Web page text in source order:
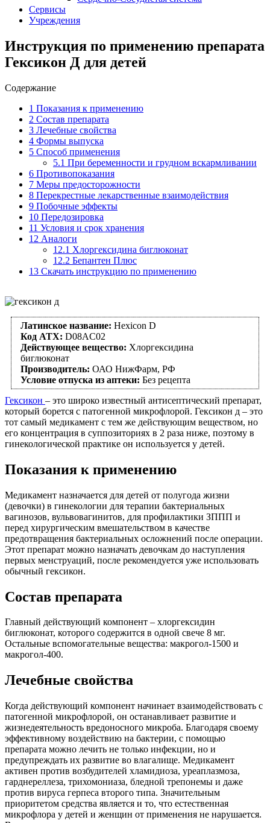
Сервисы
Учреждения
Инструкция по применению препарата
Гексикон Д для детей
Содержание
1 Показания к применению
2 Состав препарата
3 Лечебные свойства
4 Формы выпуска
5 Способ применения
5.1 При беременности и грудном вскармливании
6 Противопоказания
7 Меры предосторожности
8 Перекрестные лекарственные взаимодействия
9 Побочные эффекты
10 Передозировка
11 Условия и срок хранения
12 Аналоги
12.1 Хлоргексидина биглюконат
12.2 Бепантен Плюс
13 Скачать инструкцию по применению
Латинское название: Hexicon D
Код АТХ: D08AC02
Действующее вещество: Хлоргексидина
биглюконат
Производитель: ОАО НижФарм, РФ
Условие отпуска из аптеки: Без рецепта
Гексикон – это широко известный антисептический препарат,
который борется с патогенной микрофлорой. Гексикон д – это
тот самый медикамент с тем же действующим веществом, но
его концентрация в суппозиториях в 2 раза ниже, поэтому в
гинекологической практике он используется у детей.
Показания к применению
Медикамент назначается для детей от полугода жизни
(девочки) в гинекологии для терапии бактериальных
вагинозов, вульвовагинитов, для профилактики ЗППП и
перед хирургическим вмешательством в качестве
предотвращения бактериальных осложнений после операции.
Этот препарат можно назначать девочкам до наступления
первых менструаций, после рекомендуется уже использовать
обычный гексикон.
Состав препарата
Главный действующий компонент – хлоргексидин
биглюконат, которого содержится в одной свече 8 мг.
Остальные вспомогательные вещества: макрогол-1500 и
макрогол-400.
Лечебные свойства
Когда действующий компонент начинает взаимодействовать с
патогенной микрофлорой, он останавливает развитие и
жизнедеятельность вредоносного микроба. Благодаря своему
эффективному воздействию на бактерии, с помощью
препарата можно лечить не только инфекции, но и
предупреждать их развитие во влагалище. Медикамент
активен против возбудителей хламидиоза, уреаплазмоза,
гарднереллеза, трихомониаза, бледной трепонемы и даже
против вируса герпеса второго типа. Значительным
приоритетом средства является и то, что естественная
микрофлора у детей и женщин от применения не нарушается.